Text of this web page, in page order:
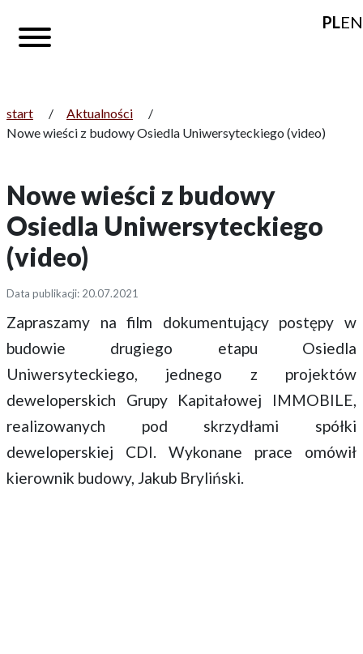
PLEN
start / Aktualności
/
Nowe wieści z budowy Osiedla Uniwersyteckiego (video)
Nowe wieści z budowy
Osiedla Uniwersyteckiego
(video)
Data publikacji: 20.07.2021
Zapraszamy na film dokumentujący postępy w
budowie
drugiego etapu Osiedla
Uniwersyteckiego, jednego z projektów
deweloperskich Grupy Kapitałowej IMMOBILE,
realizowanych pod skrzydłami spółki
deweloperskiej CDI. Wykonane prace omówił
kierownik budowy, Jakub Bryliński.